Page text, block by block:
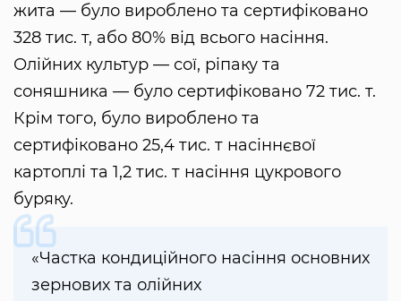
жита — було вироблено та сертифіковано
328 тис. т, або 80% від всього насіння.
Олійних культур — сої, ріпаку та
соняшника — було сертифіковано 72 тис. т.
Крім того, було вироблено та
сертифіковано 25,4 тис. т насіннєвої
картоплі та 1,2 тис. т насіння цукрового
буряку.
«Частка кондиційного насіння основних
зернових та олійних